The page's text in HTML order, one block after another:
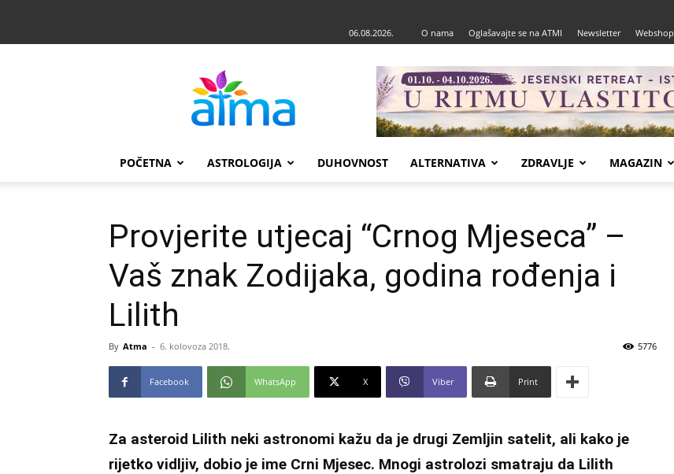
06.08.2026. O nama Oglašavajte se na ATMI Newsletter Webshop
POČETNA ASTROLOGIJA DUHOVNOST ALTERNATIVA ZDRAVLJE MAGAZIN
Provjerite utjecaj “Crnog Mjeseca” –
Vaš znak Zodijaka, godina rođenja i
Lilith
By Atma - 6. kolovoza 2018. 5776
Facebook WhatsApp X Viber Print
Za asteroid Lilith neki astronomi kažu da je drugi Zemljin satelit, ali kako je
rijetko vidljiv, dobio je ime Crni Mjesec. Mnogi astrolozi smatraju da Lilith